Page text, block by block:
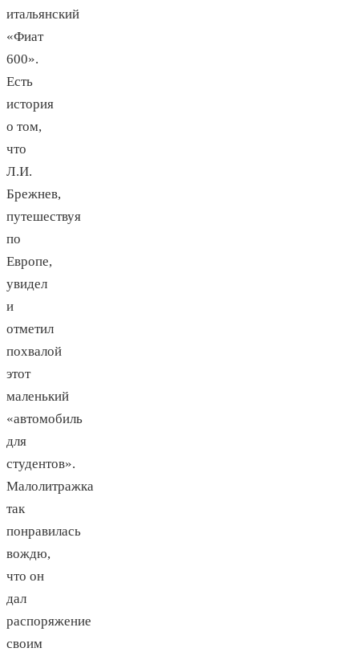
итальянский
«Фиат
600».
Есть
история
о том,
что
Л.И.
Брежнев,
путешествуя
по
Европе,
увидел
и
отметил
похвалой
этот
маленький
«автомобиль
для
студентов».
Малолитражка
так
понравилась
вождю,
что он
дал
распоряжение
своим